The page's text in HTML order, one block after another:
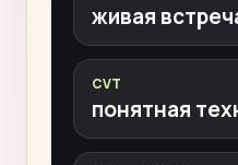
живая
CVT
понятная